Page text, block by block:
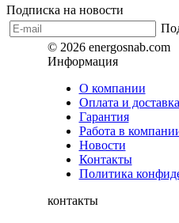
Подписка на новости
© 2026 energosnab.com
Информация
О компании
Оплата и доставка
Гарантия
Работа в
Новости
Контакты
Политика
контакты